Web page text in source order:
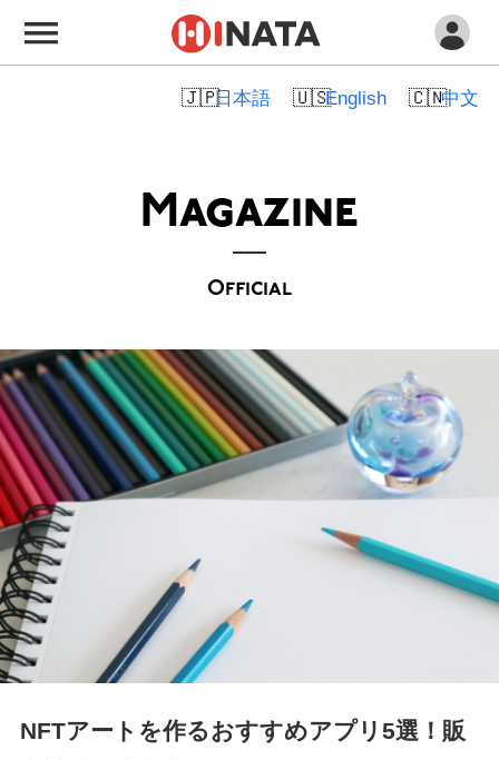
English
日本語 中文
Magazine
Official
NFTアートを作るおすすめアプリ5選！販